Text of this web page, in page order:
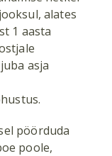
alates
1 aasta
asja
pöörduda
poole,